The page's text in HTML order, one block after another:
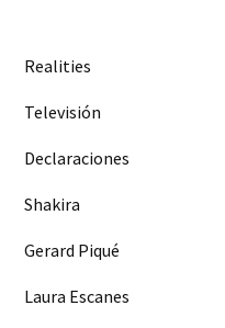
Realities
Televisión
Declaraciones
Shakira
Gerard Piqué
Laura Escanes